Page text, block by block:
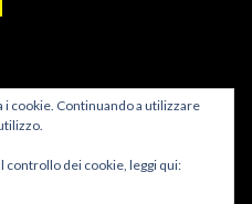
cookie. Continuando a utilizzare
dei cookie, leggi qui: